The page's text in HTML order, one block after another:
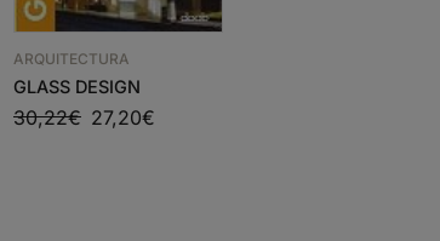
ARQUITECTURA
GLASS DESIGN
30,22€ 27,20€